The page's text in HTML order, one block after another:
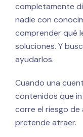
completamente
nadie con
comprender qué
soluciones. Y
ayudarlos.
Cuando una
contenidos que
corre el riesgo de
pretende atraer.